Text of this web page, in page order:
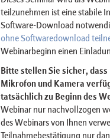
teilzunehmen ist eine stabile
Software-Download
ohne Softwaredownload
Webinarbeginn einen
Bitte stellen Sie sicher,
Mikrofon und Kamera
tatsächlich zu Beginn des
Webinar nur nachvollzogen
des Webinars von Ihnen
Teilnahmebestätigung nur